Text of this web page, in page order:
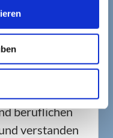
und seit
dem
beruflichen
verstanden